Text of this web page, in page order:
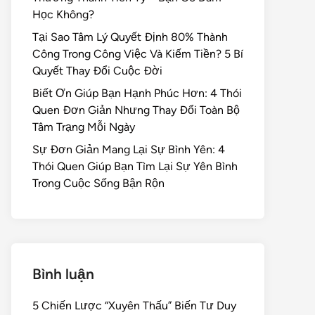
Học Không?
Tại Sao Tâm Lý Quyết Định 80% Thành
Công Trong Công Việc Và Kiếm Tiền? 5 Bí
Quyết Thay Đổi Cuộc Đời
Biết Ơn Giúp Bạn Hạnh Phúc Hơn: 4 Thói
Quen Đơn Giản Nhưng Thay Đổi Toàn Bộ
Tâm Trạng Mỗi Ngày
Sự Đơn Giản Mang Lại Sự Bình Yên: 4
Thói Quen Giúp Bạn Tìm Lại Sự Yên Bình
Trong Cuộc Sống Bận Rộn
Bình luận
5 Chiến Lược “Xuyên Thấu” Biến Tư Duy